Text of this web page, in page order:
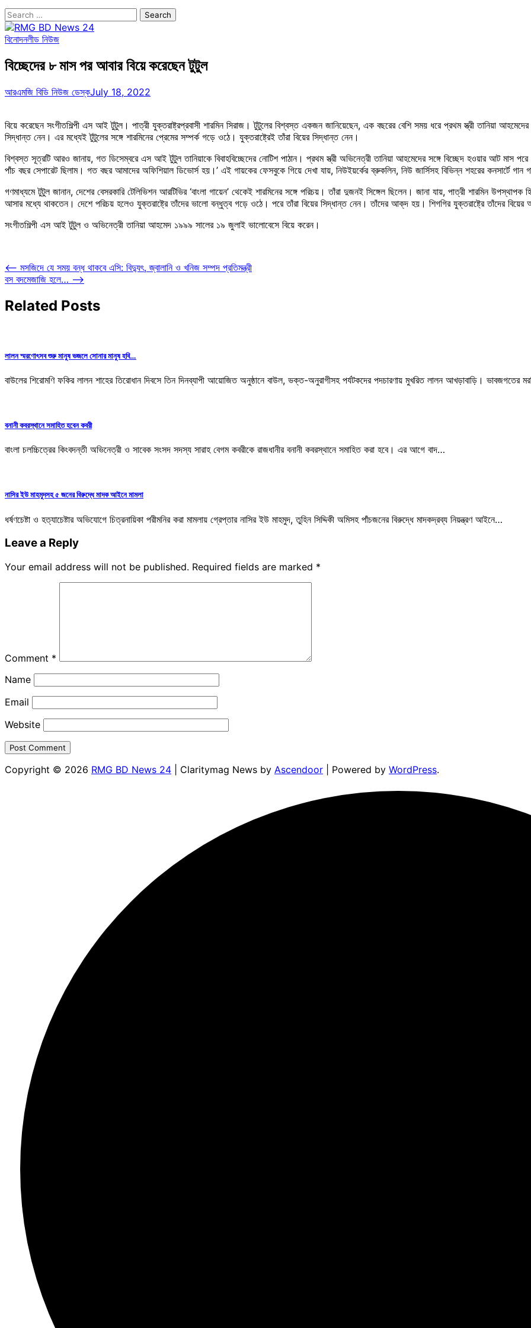
Search
for:
বিনোদনলীড নিউজ
বিচ্ছেদের ৮ মাস পর আবার বিয়ে করেছেন টুটুল
আরএমজি বিডি নিউজ ডেস্কJuly 18, 2022
বিয়ে করেছেন সংগীতশিল্পী এস আই টুটুল। পাত্রী যুক্তরাষ্ট্রপ্রবাসী শারমিন সিরাজ। টুটুলের বিশ্বস্ত একজন জানিয়েছেন, এক বছরের বেশি সময় ধরে প্রথম স্ত্রী তানিয়া
সিদ্ধান্ত নেন। এর মধ্যেই টুটুলের সঙ্গে শারমিনের প্রেমের সম্পর্ক গড়ে ওঠে। যুক্তরাষ্ট্রেই তাঁরা বিয়ের সিদ্ধান্ত নেন।
বিশ্বস্ত সূত্রটি আরও জানায়, গত ডিসেম্বরে এস আই টুটুল তানিয়াকে বিবাহবিচ্ছেদের নোটিশ পাঠান। প্রথম স্ত্রী অভিনেত্রী তানিয়া আহমেদের সঙ্গে বিচ্ছেদ হওয়ার আট মাস
পাঁচ বছর সেপারেট ছিলাম। গত বছর আমাদের অফিশিয়াল ডিভোর্স হয়।’ এই গায়কের ফেসবুকে গিয়ে দেখা যায়, নিউইয়র্কের ব্রুকলিন, নিউ জার্সিসহ বিভিন্ন শহরের কনসার্টে গান
গণমাধ্যমে টুটুল জানান, দেশের বেসরকারি টেলিভিশন আরটিভির ‘বাংলা গায়েন’ থেকেই শারমিনের সঙ্গে পরিচয়। তাঁরা দুজনই সিঙ্গেল ছিলেন। জানা যায়, পাত্রী শারমিন
আসার মধ্যে থাকতেন। দেশে পরিচয় হলেও যুক্তরাষ্ট্রে তাঁদের ভালো বন্ধুত্ব গড়ে ওঠে। পরে তাঁরা বিয়ের সিদ্ধান্ত নেন। তাঁদের আক্‌দ হয়। শিগগির যুক্তরাষ্ট্রে তাঁদের বিয়ের
সংগীতশিল্পী এস আই টুটুল ও অভিনেত্রী তানিয়া আহমেদ ১৯৯৯ সালের ১৯ জুলাই ভালোবেসে বিয়ে করেন।
Post
navigation
⟵ মসজিদে যে সময় বন্ধ থাকবে এসি: বিদ্যুৎ, জ্বালানি ও খনিজ সম্পদ প্রতিমন্ত্রী
বস বদমেজাজি হলে… ⟶
Related Posts
লালন স্মরণোৎসব শুরু মানুষ ভজলে সোনার মানুষ হবি…
বাউলের শিরোমণি ফকির লালন শাহের তিরোধান দিবসে তিন দিনব্যাপী আয়োজিত অনুষ্ঠানে বাউল, ভক্ত-অনুরাগীসহ পর্যটকদের পদচারণায় মুখরিত লালন আখড়াবাড়ি। ভাবজগতের
বনানী কবরস্থানে সমাহিত হবেন কবরী
বাংলা চলচ্চিত্রের কিংবদন্তী অভিনেত্রী ও সাবেক সংসদ সদস্য সারাহ বেগম কবরীকে রাজধানীর বনানী কবরস্থানে সমাহিত করা হবে। এর আগে বাদ…
নাসির ইউ মাহমুদসহ ৫ জনের বিরুদ্ধে মাদক আইনে মামলা
ধর্ষণচেষ্টা ও হত্যাচেষ্টার অভিযোগে চিত্রনায়িকা পরীমনির করা মামলায় গ্রেপ্তার নাসির ইউ মাহমুদ, তুহিন সিদ্দিকী অমিসহ পাঁচজনের বিরুদ্ধে মাদকদ্রব্য নিয়ন্ত্রণ আইনে…
Leave a Reply
Your email address will not be published. Required fields are marked *
Comment *
Name
Email
Website
Copyright © 2026 RMG BD News 24 | Claritymag News by Ascendoor | Powered by WordPress.